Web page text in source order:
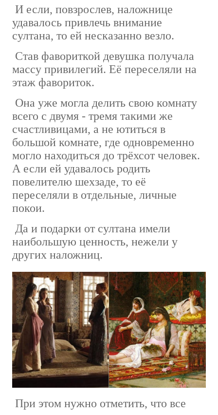
И если, повзрослев, наложнице
удавалось привлечь внимание
султана, то ей несказанно везло.
Став фавориткой девушка получала
массу привилегий. Её переселяли на
этаж фавориток.
Она уже могла делить свою комнату
всего с двумя - тремя такими же
счастливицами, а не ютиться в
большой комнате, где одновременно
могло находиться до трёхсот человек.
А если ей удавалось родить
повелителю шехзаде, то её
переселяли в отдельные, личные
покои.
Да и подарки от султана имели
наибольшую ценность, нежели у
других наложниц.
При этом нужно отметить, что все